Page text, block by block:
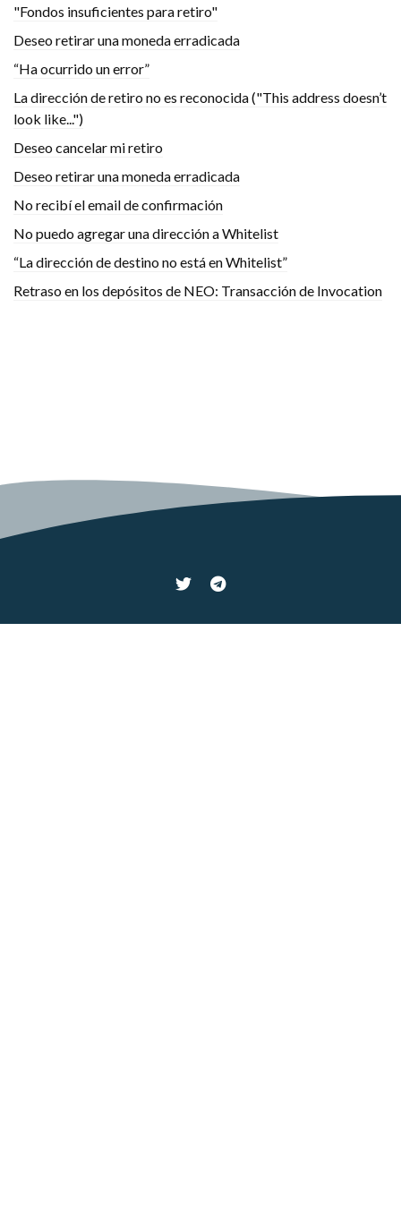
"Fondos insuficientes para retiro"
Deseo retirar una moneda erradicada
“Ha ocurrido un error”
La dirección de retiro no es reconocida ("This address doesn’t
look like...")
Deseo cancelar mi retiro
Deseo retirar una moneda erradicada
No recibí el email de confirmación
No puedo agregar una dirección a Whitelist
“La dirección de destino no está en Whitelist”
Retraso en los depósitos de NEO: Transacción de Invocation